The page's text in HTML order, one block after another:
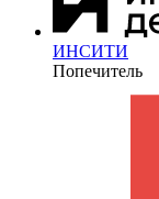
ИНСИТИ
Попечитель